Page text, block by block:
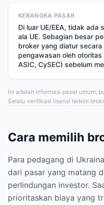
KERANGKA PASAR
Di luar UE/EEA, tidak
ala UE. Sebagian besar
broker yang diatur
pengawasan oleh
ASIC, CySEC) sebelum
Ini adalah informasi pasar umum,
Selalu verifikasi lisensi terkini
Cara memilih
Para pedagang di
dari pasar yang matang
perlindungan investor.
prioritaskan biaya yang